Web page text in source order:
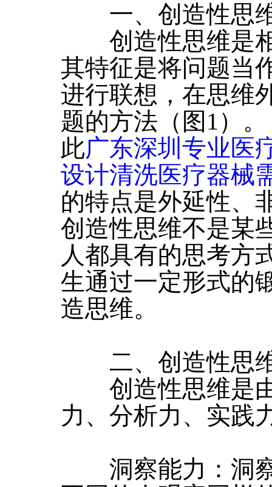
一、创造性思
创造性思维是相
其特征是将问题当
进行联想，在思维
题的方法（图1）。
此广东深圳专业医
设计清洗医疗器械
的特点是外延性、
创造性思维不是某
人都具有的思考方
生通过一定形式的
造思维。
二、创造性思
创造性思维是由
力、分析力、实践
洞察能力：洞察